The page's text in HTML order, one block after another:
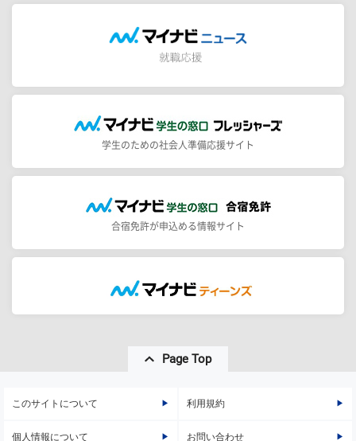
学生のための社会人準備応援サイト
合宿免許が申込める情報サイト
Page Top
このサイトについて 利用規約
個人情報について お問い合わせ